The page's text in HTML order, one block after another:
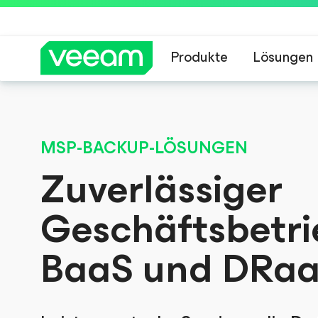
Produkte Lösungen
Online-
unbegrenztes Potenzial
MSP-BACKUP-LÖSUNGEN
Zuverlässiger
BaaS und